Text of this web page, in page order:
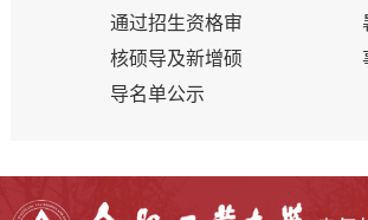
通过招生资格审
核硕导及新增硕
导名单公示